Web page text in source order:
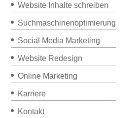
Website Inhalte schreiben
Suchmaschinenoptimierung
Social Media Marketing
Website Redesign
Online Marketing
Karriere
Kontakt